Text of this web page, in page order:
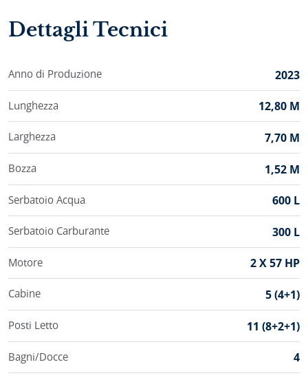
Dettagli Tecnici
Anno di Produzione 2023
Lunghezza 12,80 M
Larghezza 7,70 M
Bozza 1,52 M
Serbatoio Acqua 600 L
Serbatoio Carburante 300 L
Motore 2 X 57 HP
Cabine 5 (4+1)
Posti Letto 11 (8+2+1)
Bagni/Docce 4